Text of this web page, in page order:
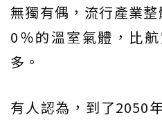
無獨有偶，流行產業
0％的溫室氣體，比
多。
有人認為，到了2050